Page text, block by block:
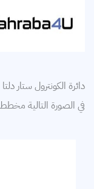
دائرة الكونترول ستار دلتا
في الصورة التالية مخطط